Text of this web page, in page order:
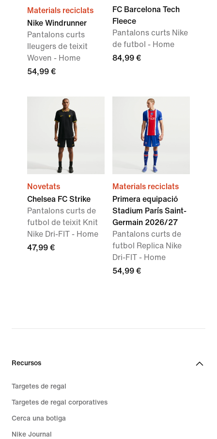
Materials reciclats
Nike Windrunner
Pantalons curts
lleugers de teixit
Woven - Home
54,99 €
FC Barcelona Tech
Fleece
Pantalons curts Nike
de futbol - Home
84,99 €
Novetats
Chelsea FC Strike
Pantalons curts de
futbol de teixit Knit
Nike Dri-FIT - Home
47,99 €
Materials reciclats
Primera equipació
Stadium París Saint-
Germain 2026/27
Pantalons curts de
futbol Replica Nike
Dri-FIT - Home
54,99 €
Recursos
Targetes de regal
Targetes de regal corporatives
Cerca una botiga
Nike Journal